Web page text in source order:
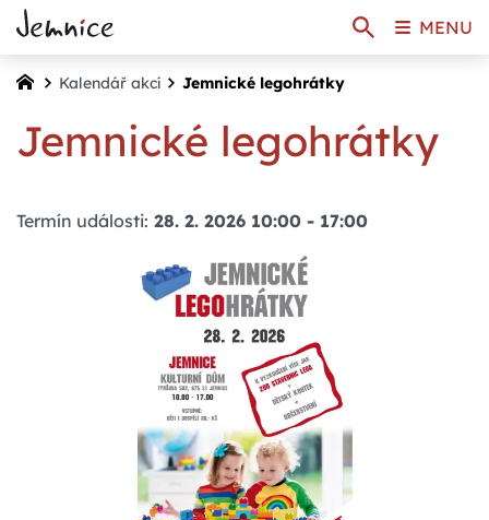
Kalendář akcí Jemnické legohrátky
Jemnické legohrátky
Termín události: 28. 2. 2026 10:00 - 17:00
MENU